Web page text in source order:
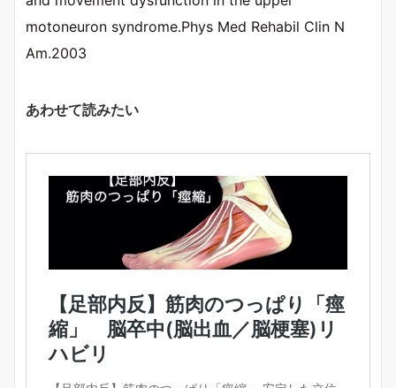
motoneuron syndrome.Phys Med Rehabil Clin N
Am.2003
あわせて読みたい